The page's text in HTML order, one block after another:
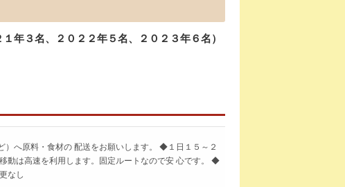
年３名、２０２２年５名、２０２３年６名）
）へ原料・食材の 配送をお願いします。 ◆１日１５～２
動は高速を利用します。固定ルートなので安 心です。 ◆
なし